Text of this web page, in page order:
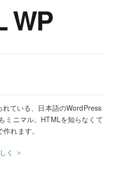
WP
ている、日本語のWordPress
ミニマル。HTMLを知らなくて
れます。
く ＞